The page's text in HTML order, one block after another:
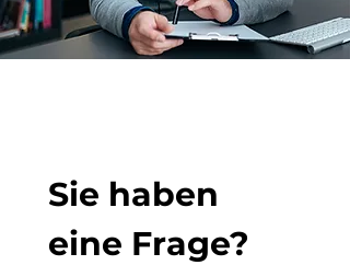
Sie haben
eine Frage?